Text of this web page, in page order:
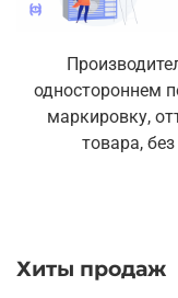
одностороннем
маркировку,
товара,
Хиты продаж